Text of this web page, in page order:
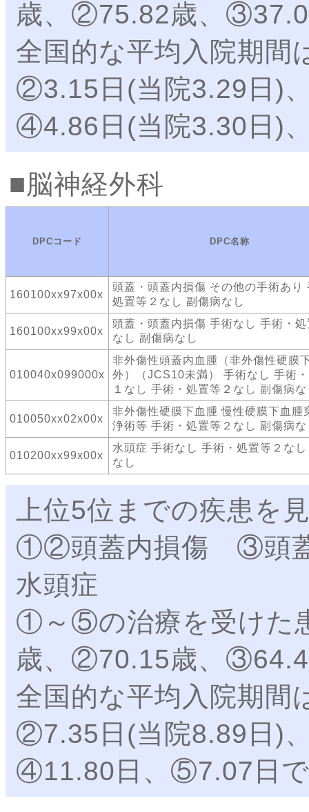
歳、②75.82歳、
全国的な平均入院期
②3.15日(当院3.29日)
④4.86日(当院3.30日)
脳神経外科
DPCコード DPC名称
160100xx97x00x
頭蓋・頭蓋内損傷 その他の手術あり
処置等２なし 副傷病なし
160100xx99x00x
頭蓋・頭蓋内損傷 手術なし 手術・
なし 副傷病なし
010040x099000x
非外傷性頭蓋内血腫（非外傷性硬膜
外）（JCS10未満） 手術なし 手術
１なし 手術・処置等２なし 副傷病
010050xx02x00x
非外傷性硬膜下血腫 慢性硬膜下血腫
浄術等 手術・処置等２なし 副傷病な
010200xx99x00x
水頭症 手術なし 手術・処置等２な
なし
上位5位までの疾患を
①②頭蓋内損傷 ③頭
水頭症
①～⑤の治療を受けた
歳、②70.15歳、
全国的な平均入院期
②7.35日(当院8.89日)
④11.80日、⑤7.07日